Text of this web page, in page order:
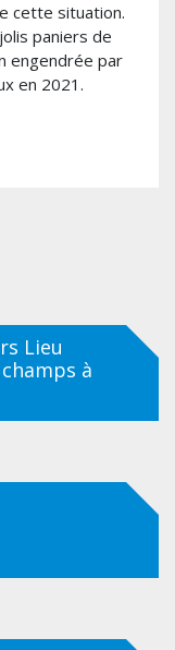
cette situation.
paniers de
engendrée par
en 2021.
Lieu
à